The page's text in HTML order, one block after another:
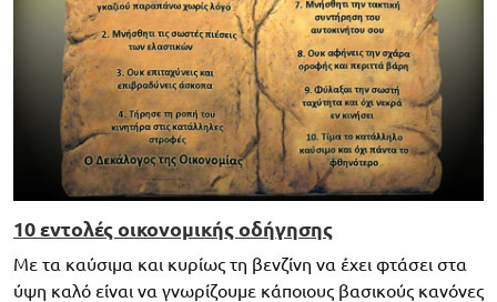
10 εντολές οικονομικής οδήγησης
Με τα καύσιμα και κυρίως τη βενζίνη να έχει φτάσει στα
ύψη καλό είναι να γνωρίζουμε κάποιους βασικούς κανόνες